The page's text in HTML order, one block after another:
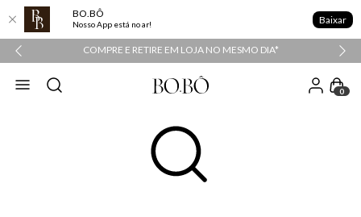
BO.BÔ
Nosso App está no ar! Baixar
COMPRE E RETIRE EM LOJA NO MESMO DIA*
0